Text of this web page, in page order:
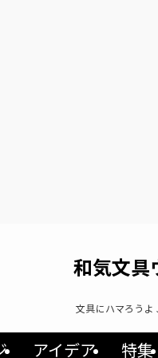
和気文具
文具にハマろうよ
アイデア 特集